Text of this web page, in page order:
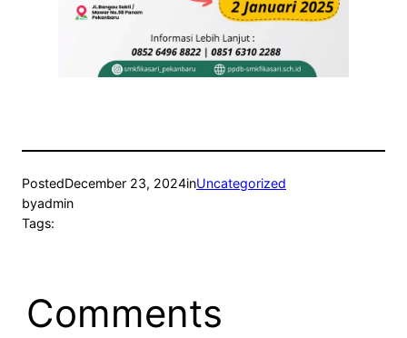
PostedDecember 23, 2024inUncategorized
byadmin
Tags:
Comments